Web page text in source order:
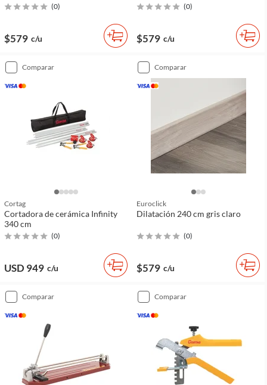
(0)
$579 c/u
(0)
$579 c/u
comparar
Cortag
Cortadora de cerámica Infinity
340 cm
(0)
USD 949 c/u
comparar
Euroclick
Dilatación 240 cm gris claro
(0)
$579 c/u
comparar comparar